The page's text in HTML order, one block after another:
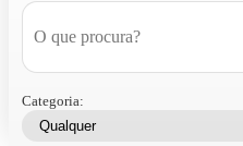
Categoria: